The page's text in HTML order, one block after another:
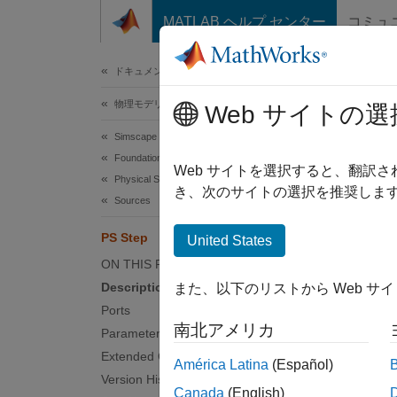
コンテンツへスキップ
MATLAB ヘルプ センター コミュ
ドキュメンテーションのホーム
物理モデリング
Simscape
Foundation Block Libraries
Physical Signal Manipulation
Sources
PS Step
ON THIS PAGE
Description
Ports
Parameters
Extended Capabilities
Version History
PS
new
Web サイトの選
Web サイトを選択すると、翻訳
き、次のサイトの選択を推奨しま
United States
また、以下のリストから Web サ
南北アメリカ
América Latina (Español)
Canada (English)